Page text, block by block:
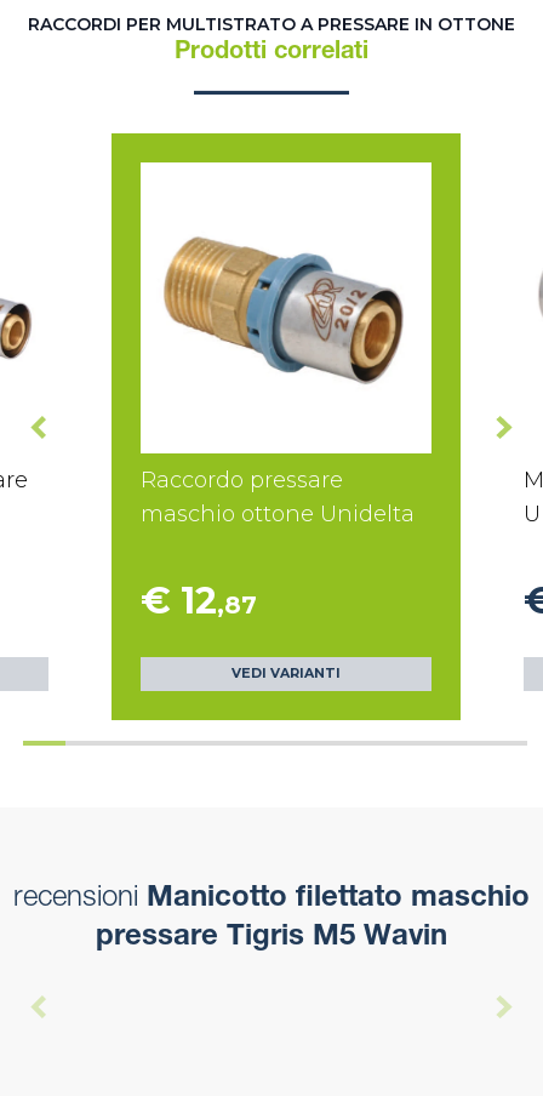
RACCORDI PER MULTISTRATO A PRESSARE IN OTTONE
Prodotti correlati
Raccordo pressare
maschio ottone Unidelta
€ 12,87
VEDI VARIANTI
recensioni Manicotto filettato maschio
pressare Tigris M5 Wavin